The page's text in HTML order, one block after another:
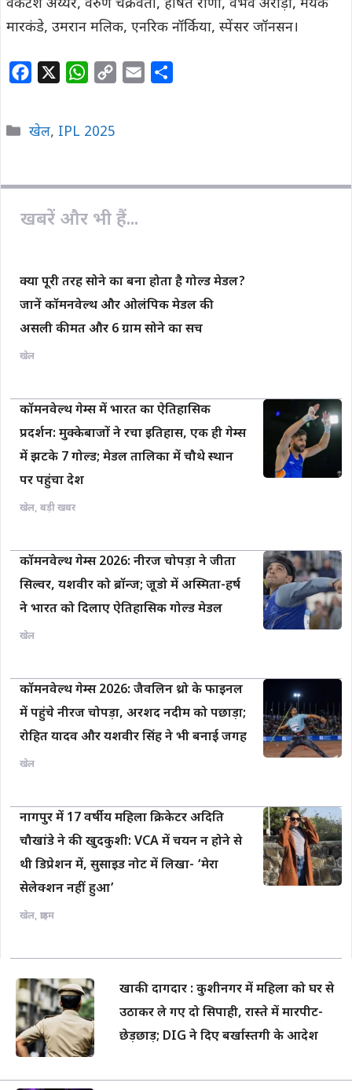
वेंकटेश अय्यर, वरुण चक्रवर्ती, हर्षित राणा, वैभव अरोड़ा, मयंक
मारकंडे, उमरान मलिक, एनरिक नॉर्किया, स्पेंसर जॉनसन।
e
o
k
W
t
A
i
k
Categories
खेल, IPL 2025
खबरें और भी हैं...
क्या पूरी तरह सोने का बना होता है गोल्ड मेडल?
जानें कॉमनवेल्थ और ओलंपिक मेडल की
असली कीमत और 6 ग्राम सोने का सच
खेल
कॉमनवेल्थ गेम्स में भारत का ऐतिहासिक
प्रदर्शन: मुक्केबाजों ने रचा इतिहास, एक ही गेम्स
में झटके 7 गोल्ड; मेडल तालिका में चौथे स्थान
पर पहुंचा देश
खेल, बड़ी खबर
कॉमनवेल्थ गेम्स 2026: नीरज चोपड़ा ने जीता
सिल्वर, यशवीर को ब्रॉन्ज; जूडो में अस्मिता-हर्ष
ने भारत को दिलाए ऐतिहासिक गोल्ड मेडल
खेल
कॉमनवेल्थ गेम्स 2026: जैवलिन थ्रो के फाइनल
में पहुंचे नीरज चोपड़ा, अरशद नदीम को पछाड़ा;
रोहित यादव और यशवीर सिंह ने भी बनाई जगह
खेल
नागपुर में 17 वर्षीय महिला क्रिकेटर अदिति
चौखांडे ने की खुदकुशी: VCA में चयन न होने से
थी डिप्रेशन में, सुसाइड नोट में लिखा- ‘मेरा
सेलेक्शन नहीं हुआ’
खेल, क्राइम
खाकी दागदार : कुशीनगर में महिला को घर से
उठाकर ले गए दो सिपाही, रास्ते में मारपीट-
छेड़छाड़; DIG ने दिए बर्खास्तगी के आदेश